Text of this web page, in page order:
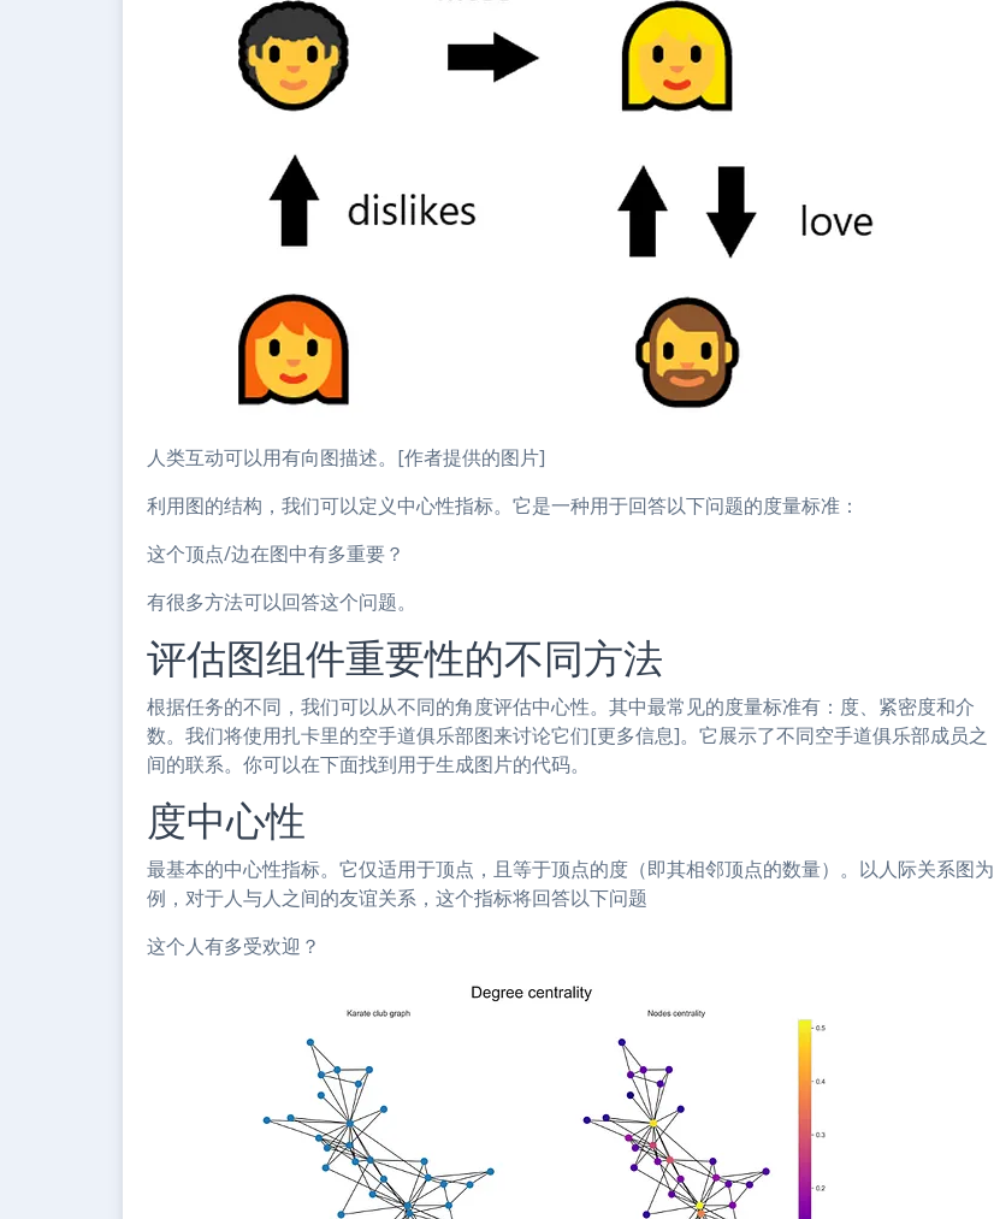
人类互动可以用有向图描述。[作者提供的图片]
利用图的结构，我们可以定义中心性指标。它是一种用于回答以下问题的度量标准：
这个顶点/边在图中有多重要？
有很多方法可以回答这个问题。
评估图组件重要性的不同方法
根据任务的不同，我们可以从不同的角度评估中心性。其中最常见的度量标准有：度、紧密度和介
数。我们将使用扎卡里的空手道俱乐部图来讨论它们[更多信息]。它展示了不同空手道俱乐部成员之
间的联系。你可以在下面找到用于生成图片的代码。
度中心性
最基本的中心性指标。它仅适用于顶点，且等于顶点的度（即其相邻顶点的数量）。以人际关系图为
例，对于人与人之间的友谊关系，这个指标将回答以下问题
这个人有多受欢迎？